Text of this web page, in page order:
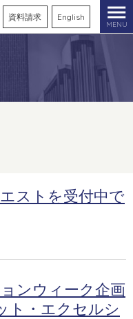
資料請求 English
MENU
ストを受付中で
ンウィーク企画
ト・エクセルシ